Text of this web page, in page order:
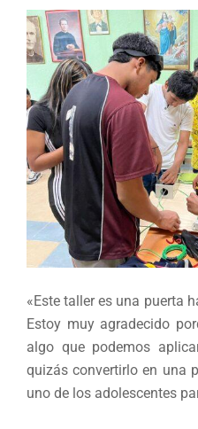
«Este taller es una puerta
Estoy muy agradecido
algo que podemos
quizás convertirlo en una
uno de los adolescentes